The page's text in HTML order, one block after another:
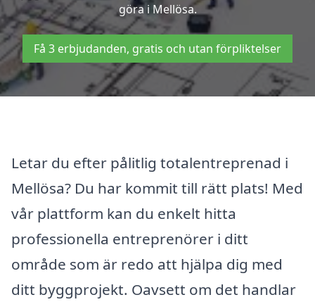
göra i Mellösa.
Få 3 erbjudanden, gratis och utan förpliktelser
Letar du efter pålitlig totalentreprenad i
Mellösa? Du har kommit till rätt plats! Med
vår plattform kan du enkelt hitta
professionella entreprenörer i ditt
område som är redo att hjälpa dig med
ditt byggprojekt. Oavsett om det handlar